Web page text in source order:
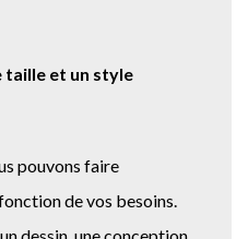
taille et un style
pouvons faire
de vos besoins.